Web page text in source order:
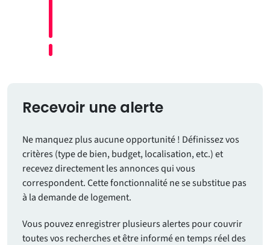
Recevoir une alerte
Ne manquez plus aucune opportunité ! Définissez vos
critères (type de bien, budget, localisation, etc.) et
recevez directement les annonces qui vous
correspondent. Cette fonctionnalité ne se substitue pas
à la demande de logement.
Vous pouvez enregistrer plusieurs alertes pour couvrir
toutes vos recherches et être informé en temps réel des